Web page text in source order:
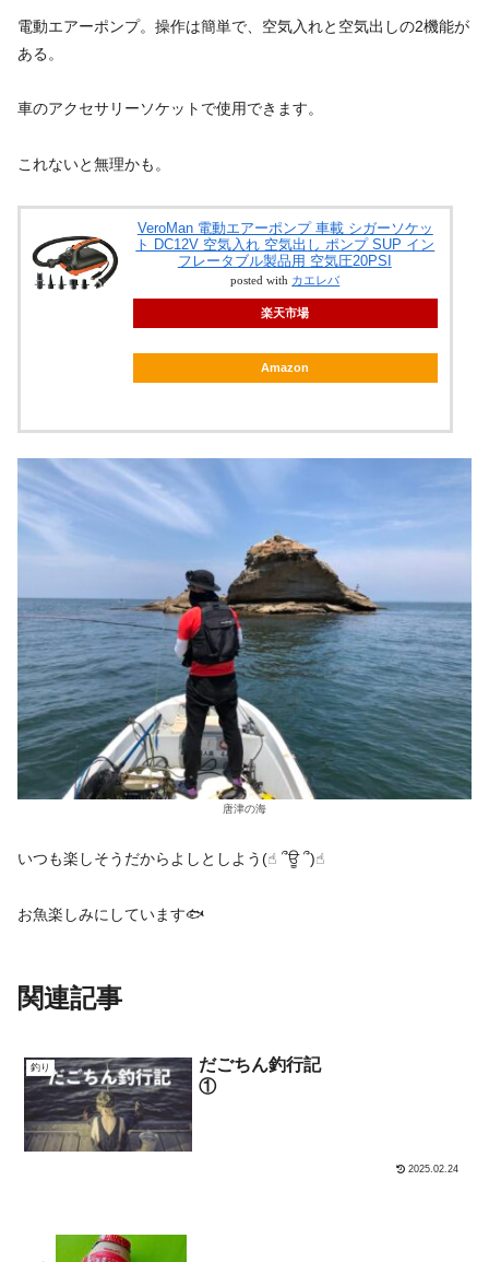
電動エアーポンプ。操作は簡単で、空気入れと空気出しの2機能が
ある。
車のアクセサリーソケットで使用できます。
これないと無理かも。
VeroMan 電動エアーポンプ 車載 シガーソケッ
ト DC12V 空気入れ 空気出し ポンプ SUP イン
フレータブル製品用 空気圧20PSI
posted with カエレバ
楽天市場
Amazon
唐津の海
いつも楽しそうだからよしとしよう(☝︎ ՞ਊ ՞)☝︎
お魚楽しみにしています🐟
関連記事
釣り
だごちん釣行記
①
2025.02.24